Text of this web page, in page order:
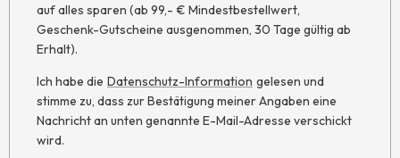
auf alles sparen (ab 99,- € Mindestbestellwert,
Geschenk-Gutscheine ausgenommen, 30 Tage gültig ab
Erhalt).
Ich habe die Datenschutz-Information gelesen und
stimme zu, dass zur Bestätigung meiner Angaben eine
Nachricht an unten genannte E-Mail-Adresse verschickt
wird.